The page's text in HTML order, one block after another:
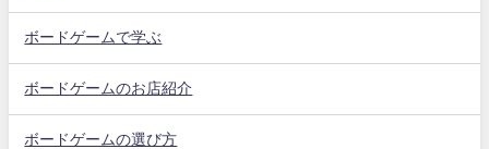
ボードゲームで学ぶ
ボードゲームのお店紹介
ボードゲームの選び方